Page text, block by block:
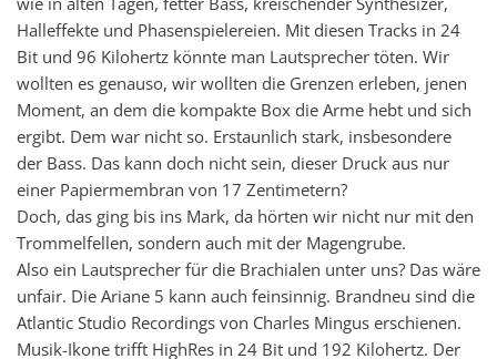
Halleffekte und Phasenspielereien. Mit diesen Tracks in 24
Bit und 96 Kilohertz könnte man Lautsprecher töten. Wir
wollten es genauso, wir wollten die Grenzen erleben, jenen
Moment, an dem die kompakte Box die Arme hebt und sich
ergibt. Dem war nicht so. Erstaunlich stark, insbesondere
der Bass. Das kann doch nicht sein, dieser Druck aus nur
einer Papiermembran von 17 Zentimetern?
Doch, das ging bis ins Mark, da hörten wir nicht nur mit den
Trommelfellen, sondern auch mit der Magengrube.
Also ein Lautsprecher für die Brachialen unter uns? Das wäre
unfair. Die Ariane 5 kann auch feinsinnig. Brandneu sind die
Atlantic Studio Recordings von Charles Mingus erschienen.
Musik-Ikone trifft HighRes in 24 Bit und 192 Kilohertz. Der